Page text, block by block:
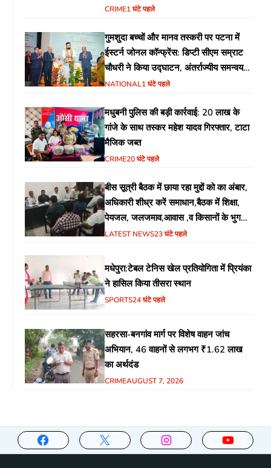
CRIME1 घंटे पहले
गुमशुदा बच्चों और मानव तस्करी पर पटना में
ईस्टर्न जोनल कॉन्फ्रेंस: डिप्टी सीएम सम्राट
चौधरी ने किया उद्घाटन, अंतर्राज्यीय समन्वय
पर जोर
NATIONAL1 घंटे पहले
मधुबनी पुलिस की बड़ी कार्रवाई: 20 लाख के
गांजे के साथ तस्कर महेश यादव गिरफ्तार, टाटा
मैजिक जब्त
CRIME20 घंटे पहले
बीस सूत्री बैठक में छाया रहा मुद्दों को का अंबार,
अधिकारी शीध्र करें समाधान,बैठक में शिक्षा,
पेयजल, जलजमाव,आवास ,व किसानों के भुगतान
का उठा मुद्दा
LATEST NEWS23 घंटे पहले
मधेपुरा:टेबल टेनिस खेल प्रतियोगिता में प्रियंका
ने हासिल किया तीसरा स्थान
SPORTS24 घंटे पहले
सहरसा-बनगांव मार्ग पर विशेष वाहन जांच
अभियान, 46 वाहनों से लगभग ₹1.62 लाख
का अर्थदंड
CRIMEAUGUST 7, 2026